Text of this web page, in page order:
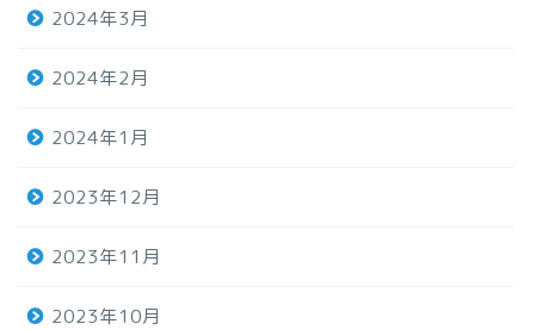
2024年3月
2024年2月
2024年1月
2023年12月
2023年11月
2023年10月